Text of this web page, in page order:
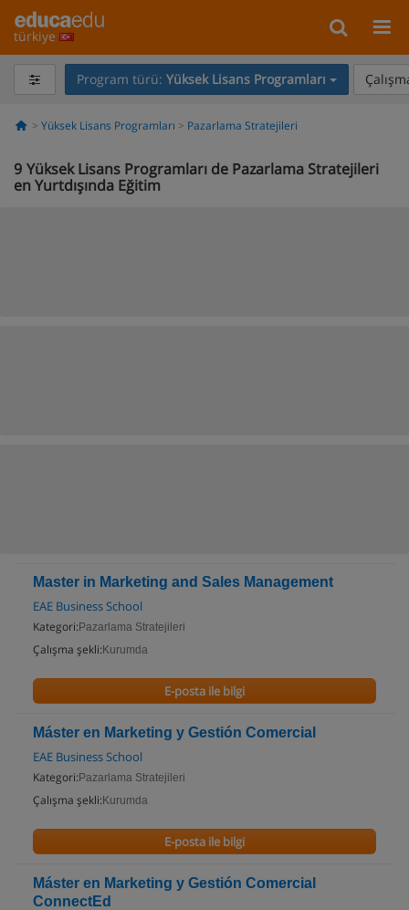
türkiye
Program türü: Yüksek Lisans Programları
Yüksek Lisans Programları Pazarlama Stratejileri
9 Yüksek Lisans Programları de Pazarlama Stratejileri
en Yurtdışında Eğitim
Master in Marketing and Sales Management
EAE Business School
Kategori: Pazarlama Stratejileri
Çalışma şekli: Kurumda
E-posta ile bilgi
Máster en Marketing y Gestión Comercial
EAE Business School
Kategori: Pazarlama Stratejileri
Çalışma şekli: Kurumda
E-posta ile bilgi
Máster en Marketing y Gestión Comercial
ConnectEd